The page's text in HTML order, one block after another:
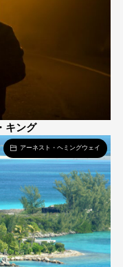
キング
アーネスト・ヘミングウェイ